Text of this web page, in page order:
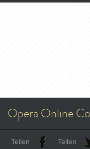
Opera Online
Teilen Teilen